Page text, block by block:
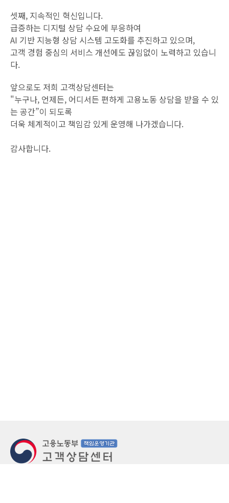
셋째, 지속적인 혁신입니다.
급증하는 디지털 상담 수요에 부응하여
AI 기반 지능형 상담 시스템 고도화를 추진하고 있으며,
고객 경험 중심의 서비스 개선에도 끊임없이 노력하고 있습니
다.
앞으로도 저희 고객상담센터는
"누구나, 언제든, 어디서든 편하게 고용노동 상담을 받을 수 있
는 공간”이 되도록
더욱 체계적이고 책임감 있게 운영해 나가겠습니다.
감사합니다.